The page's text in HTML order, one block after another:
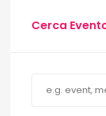
Cerca